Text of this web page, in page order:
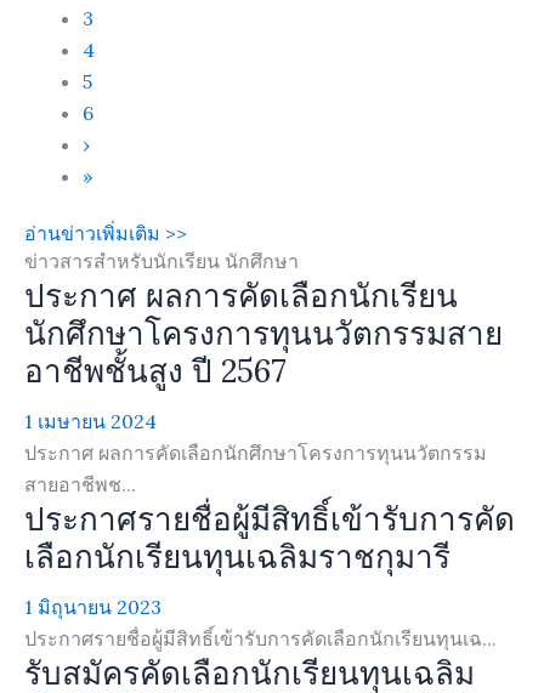
3
4
5
6
›
»
อ่านข่าวเพิ่มเติม >>
ข่าวสารสำหรับนักเรียน นักศึกษา
ประกาศ ผลการคัดเลือกนักเรียน
นักศึกษาโครงการทุนนวัตกรรมสาย
อาชีพชั้นสูง ปี 2567
1 เมษายน 2024
ประกาศ ผลการคัดเลือกนักศึกษาโครงการทุนนวัตกรรม
สายอาชีพช...
ประกาศรายชื่อผู้มีสิทธิ์เข้ารับการคัด
เลือกนักเรียนทุนเฉลิมราชกุมารี
1 มิถุนายน 2023
ประกาศรายชื่อผู้มีสิทธิ์เข้ารับการคัดเลือกนักเรียนทุนเฉ...
รับสมัครคัดเลือกนักเรียนทุนเฉลิม